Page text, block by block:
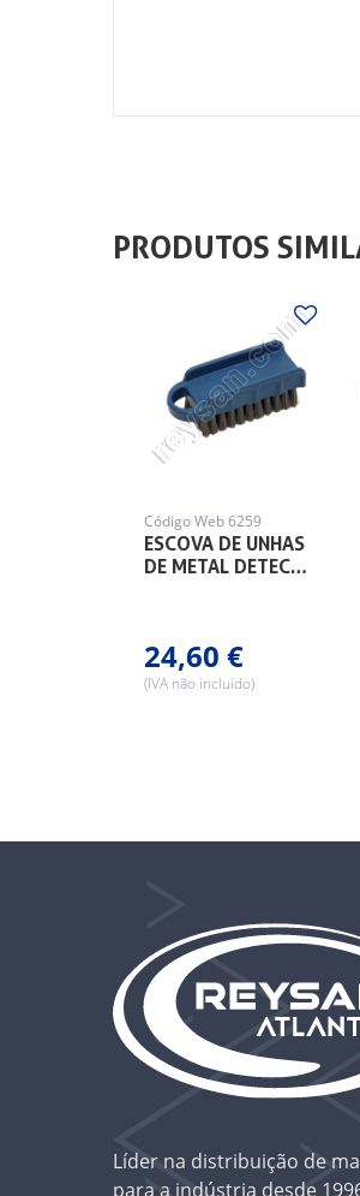
PRODUTOS
ESCOVA DE UNHAS
DE METAL DETEC…
Código Web 6259
24,60 €
(IVA não incluído)
Líder na distribuição de
para a indústria desde